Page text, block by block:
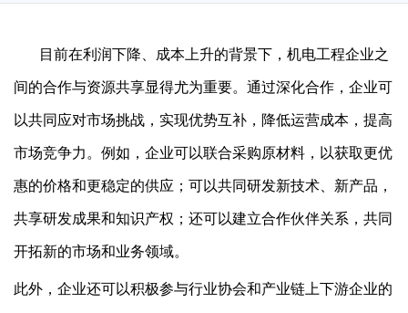
目前在利润下降、成本上升的背景下，机电工程企业之
间的合作与资源共享显得尤为重要。通过深化合作，企业可
以共同应对市场挑战，实现优势互补，降低运营成本，提高
市场竞争力。例如，企业可以联合采购原材料，以获取更优
惠的价格和更稳定的供应；可以共同研发新技术、新产品，
共享研发成果和知识产权；还可以建立合作伙伴关系，共同
开拓新的市场和业务领域。
此外，企业还可以积极参与行业协会和产业链上下游企业的